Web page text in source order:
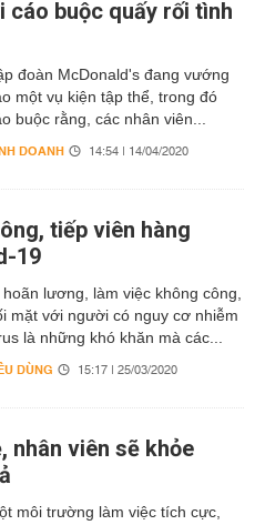
cáo buộc quấy rối tình
đoàn McDonald's đang vướng
một vụ kiện tập thể, trong đó
buộc rằng, các nhân viên...
DOANH 14:54 | 14/04/2020
tiếp viên hàng
19
hoãn lương, làm việc không công,
mặt với người có nguy cơ nhiễm
là những khó khăn mà các...
DÙNG 15:17 | 25/03/2020
nhân viên sẽ khỏe
môi trường làm việc tích cực,